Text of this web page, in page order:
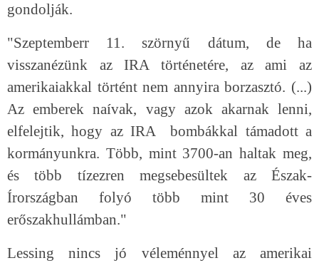
gondolják.
"Szeptemberr 11. szörnyű dátum, de ha
visszanézünk az IRA történetére, az ami az
amerikaiakkal történt nem annyira borzasztó. (...)
Az emberek naívak, vagy azok akarnak lenni,
elfelejtik, hogy az IRA bombákkal támadott a
kormányunkra. Több, mint 3700-an haltak meg,
és több tízezren megsebesültek az Észak-
Írországban folyó több mint 30 éves
erőszakhullámban."
Lessing nincs jó véleménnyel az amerikai